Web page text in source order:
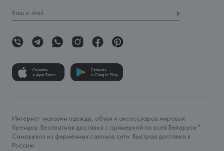
Скачать
в App Store
Скачать
в Google Play
Интернет-магазин одежды, обуви и аксессуаров мировых
брендов. Бесплатная доставка с примеркой по всей Беларуси*.
Самовывоз из фирменных салонов сети. Быстрая доставка в
Россию.